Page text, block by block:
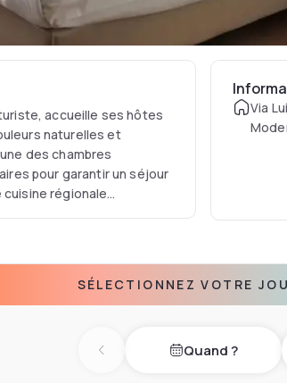
accueille ses hôtes
naturelles et
des chambres
pour garantir un séjour
cuisine régionale
Via
SÉLECTIONNEZ VOTRE
Previous dayQuand ?